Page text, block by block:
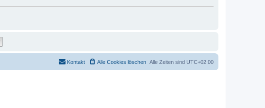
Alle Zeiten sind UTC+02:00
Alle Cookies löschen
Kontakt